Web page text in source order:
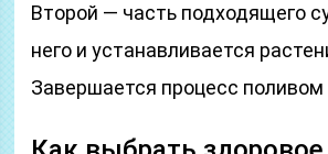
Второй — часть подходящего
него и устанавливается
Завершается процесс поливом